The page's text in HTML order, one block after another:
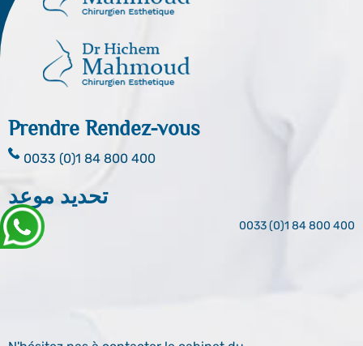
Prendre Rendez-vous
0033 (0)1 84 800 400
تحديد موعد
0033 (0)1 84 800 400